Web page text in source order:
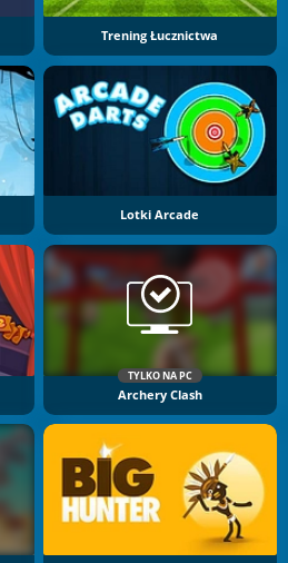
Trening Łucznictwa
Lotki Arcade
TYLKO NA PC
Archery Clash